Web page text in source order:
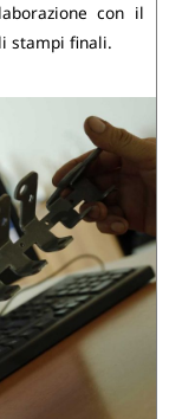
con il
stampi finali.